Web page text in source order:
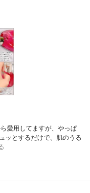
愛用してますが、やっぱ
ッとするだけで、肌のうる